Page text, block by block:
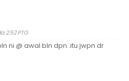
2:52 PTG
ni @ awal bln dpn..itu jwpn dr